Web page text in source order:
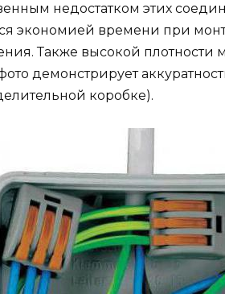
недостатком этих
экономией времени при
Также высокой
демонстрирует
коробке).